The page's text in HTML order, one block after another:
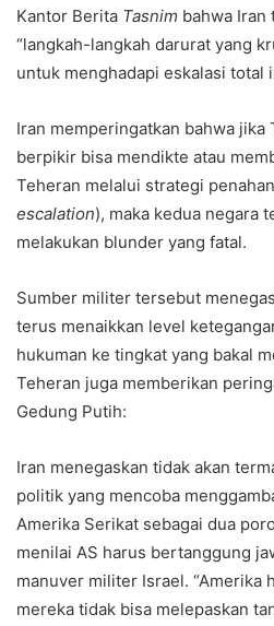
Kantor Berita Tasnim bahwa Iran
“langkah-langkah darurat yang
untuk menghadapi eskalasi total
Iran memperingatkan bahwa jika
berpikir bisa mendikte atau
Teheran melalui strategi
escalation), maka kedua negara
melakukan blunder yang fatal.
Sumber militer tersebut
terus menaikkan level
hukuman ke tingkat yang bakal
Teheran juga memberikan
Gedung Putih:
Iran menegaskan tidak akan
politik yang mencoba
Amerika Serikat sebagai dua
menilai AS harus bertanggung
manuver militer Israel. “Amerika
mereka tidak bisa melepaskan